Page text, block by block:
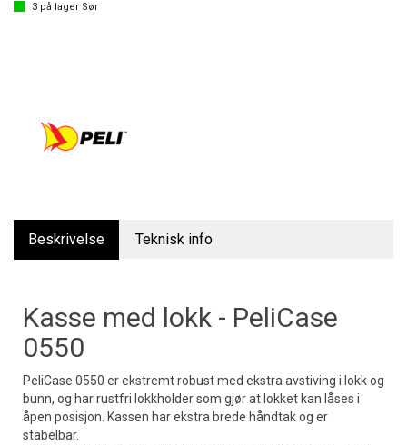
3 på lager Sør
Beskrivelse Teknisk info
Kasse med lokk - PeliCase
0550
PeliCase 0550 er ekstremt robust med ekstra avstiving i lokk og
bunn, og har rustfri lokkholder som gjør at lokket kan låses i
åpen posisjon. Kassen har ekstra brede håndtak og er
stabelbar.